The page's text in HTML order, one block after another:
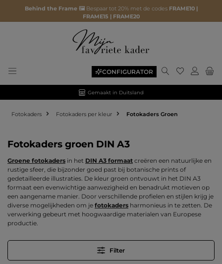
Behind the Frame 🖼️ Bespaar tot 20% met de codes FRAME10 |
FRAME15 | FRAME20
CONFIGURATOR Je hebt 0
Gemaakt in Duitsland
Fotokaders Fotokaders per kleur Fotokaders Groen
Fotokaders groen DIN A3
Groene fotokaders in het DIN A3 formaat creëren een natuurlijke en
rustige sfeer, die bijzonder goed past bij botanische prints of
gedetailleerde illustraties. De kleur groen ontvouwt in het DIN A3
formaat een evenwichtige aanwezigheid en benadrukt motieven op
een aangename manier. Door verschillende profielen en stijlen krijg je
diverse mogelijkheden om je fotokaders harmonieus in te zetten. De
verwerking gebeurt met hoogwaardige materialen van Europese
productie.
Filter